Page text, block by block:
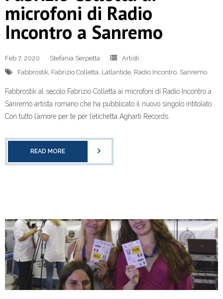
microfoni di Radio
Incontro a Sanremo
Feb 7, 2020 Stefania Serpetta
Artisti
Fabbrostik Fabrizio Colletta Latlantide Radio Incontro Sanremo
Fabbrostik al secolo Fabrizio Colletta ai microfoni di Radio Incontro a
Sanremo artista romano che ha pubblicato il nuovo singolo intitolato
Con tutto l’amore per te per l’etichetta Agharti Records.
READ MORE